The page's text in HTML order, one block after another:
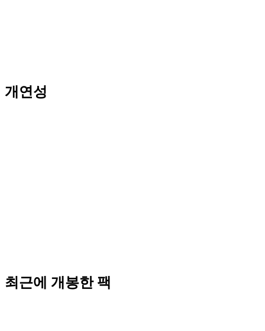
개연성
최근에 개봉한 팩